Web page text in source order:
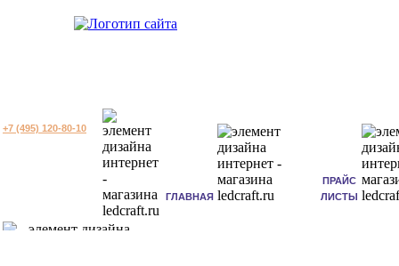
+7 (495) 120-80-10
ГЛАВНАЯ
ПРАЙС
ЛИСТЫ